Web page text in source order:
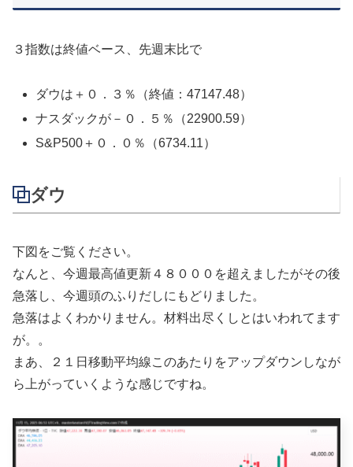
３指数は終値ベース、先週末比で
ダウは＋０．３％（終値：47147.48）
ナスダックが－０．５％（22900.59）
S&P500＋０．０％（6734.11）
ダウ
下図をご覧ください。
なんと、今週最高値更新４８０００を超えましたがその後
急落し、今週頭のふりだしにもどりました。
急落はよくわかりません。材料出尽くしとはいわれてます
が。。
まあ、２１日移動平均線このあたりをアップダウンしなが
ら上がっていくような感じですね。